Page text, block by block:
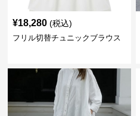
¥18,280 (税込)
フリル切替チュニックブラウス